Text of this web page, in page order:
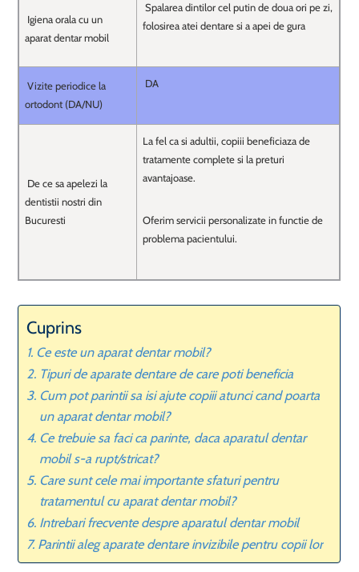
Igiena orala cu un
aparat dentar mobil
Spalarea dintilor cel putin de doua ori pe zi,
folosirea atei dentare si a apei de gura
Vizite periodice la
ortodont (DA/NU)
DA
De ce sa apelezi la
dentistii nostri din
Bucuresti
La fel ca si adultii, copiii beneficiaza de
tratamente complete si la preturi
avantajoase.
Oferim servicii personalizate in functie de
problema pacientului.
Cuprins
Ce este un aparat dentar mobil?
Tipuri de aparate dentare de care poti beneficia
Cum pot parintii sa isi ajute copiii atunci cand poarta
un aparat dentar mobil?
Ce trebuie sa faci ca parinte, daca aparatul dentar
mobil s-a rupt/stricat?
Care sunt cele mai importante sfaturi pentru
tratamentul cu aparat dentar mobil?
Intrebari frecvente despre aparatul dentar mobil
Parintii aleg aparate dentare invizibile pentru copii lor